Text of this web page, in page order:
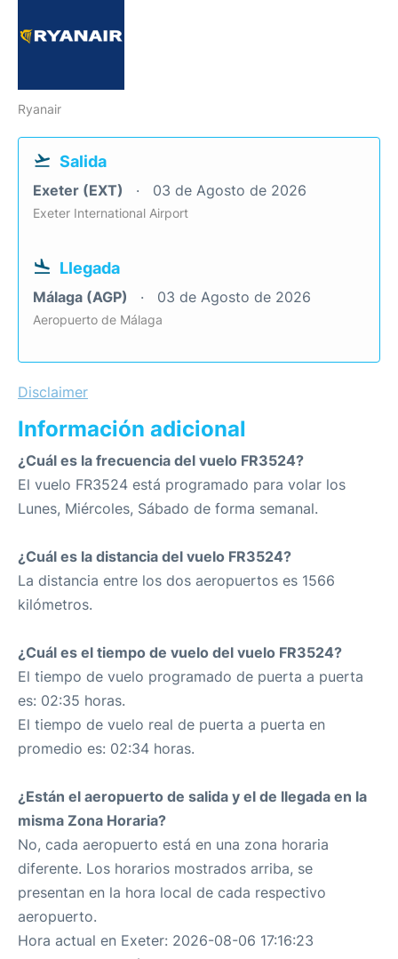
Ryanair
Salida
Exeter (EXT) 03 de Agosto de 2026
Exeter International Airport
Llegada
Málaga (AGP) 03 de Agosto de 2026
Aeropuerto de Málaga
Disclaimer
Información adicional
¿Cuál es la frecuencia del vuelo FR3524?
El vuelo FR3524 está programado para volar los
Lunes, Miércoles, Sábado de forma semanal.
¿Cuál es la distancia del vuelo FR3524?
La distancia entre los dos aeropuertos es 1566
kilómetros.
¿Cuál es el tiempo de vuelo del vuelo FR3524?
El tiempo de vuelo programado de puerta a puerta
es: 02:35 horas.
El tiempo de vuelo real de puerta a puerta en
promedio es: 02:34 horas.
¿Están el aeropuerto de salida y el de llegada en la
misma Zona Horaria?
No, cada aeropuerto está en una zona horaria
diferente. Los horarios mostrados arriba, se
presentan en la hora local de cada respectivo
aeropuerto.
Hora actual en Exeter: 2026-08-06 17:16:23